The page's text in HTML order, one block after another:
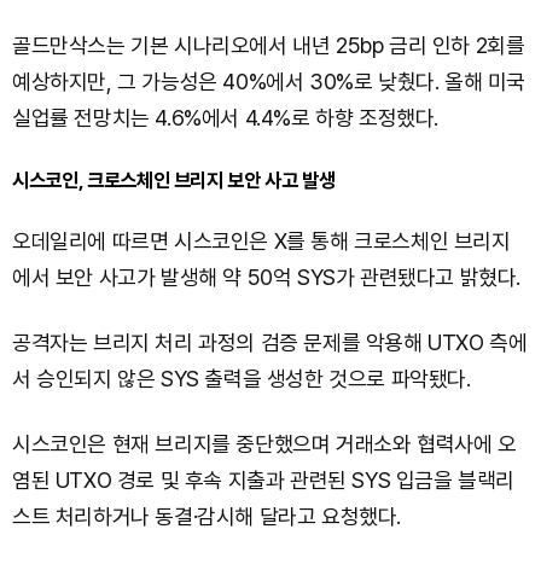
골드만삭스는 기본 시나리오에서 내년 25bp 금리 인하 2회를
예상하지만, 그 가능성은 40%에서 30%로 낮췄다. 올해 미국
실업률 전망치는 4.6%에서 4.4%로 하향 조정했다.
시스코인, 크로스체인 브리지 보안 사고 발생
오데일리에 따르면 시스코인은 X를 통해 크로스체인 브리지
에서 보안 사고가 발생해 약 50억 SYS가 관련됐다고 밝혔다.
공격자는 브리지 처리 과정의 검증 문제를 악용해 UTXO 측에
서 승인되지 않은 SYS 출력을 생성한 것으로 파악됐다.
시스코인은 현재 브리지를 중단했으며 거래소와 협력사에 오
염된 UTXO 경로 및 후속 지출과 관련된 SYS 입금을 블랙리
스트 처리하거나 동결·감시해 달라고 요청했다.